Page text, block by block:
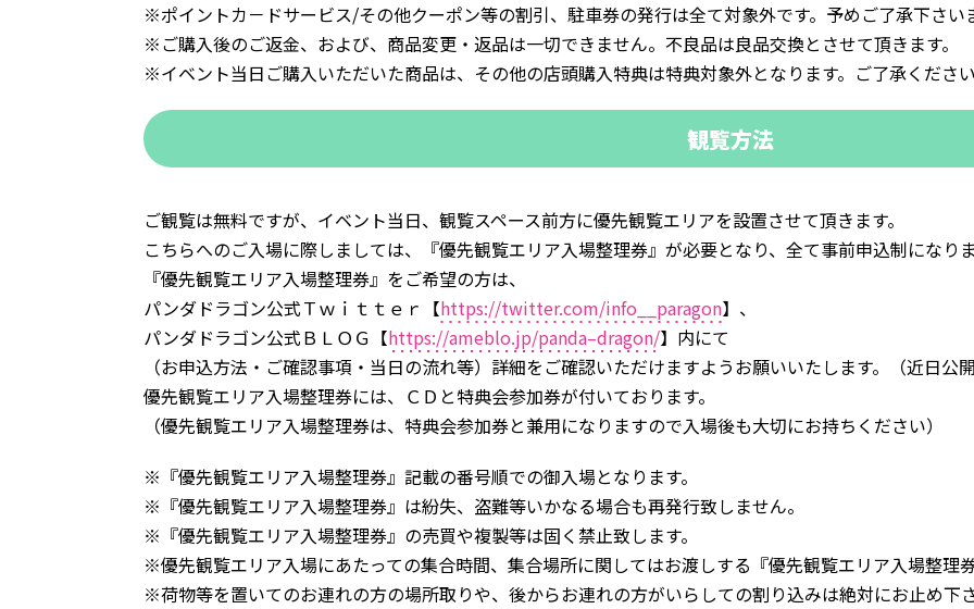
※ポイントカ－ドサービス/その他クーポン等の割引、駐車券の発行は全て対象外です。予めご了承下さい
※ご購入後のご返金、および、商品変更・返品は一切できません。不良品は良品交換とさせて頂きます。
※イベント当日ご購入いただいた商品は、その他の店頭購入特典は特典対象外となります。ご了承くださ
観覧方法
ご観覧は無料ですが、イベント当日、観覧スペース前方に優先観覧エリアを設置させて頂きます。
こちらへのご入場に際しましては、『優先観覧エリア入場整理券』が必要となり、全て事前申込制になり
『優先観覧エリア入場整理券』をご希望の方は、
パンダドラゴン公式Ｔｗｉｔｔｅｒ【https://twitter.com/info__paragon】、
パンダドラゴン公式ＢＬＯＧ【https://ameblo.jp/panda–dragon/】内にて
（お申込方法・ご確認事項・当日の流れ等）詳細をご確認いただけますようお願いいたします。（近日公
優先観覧エリア入場整理券には、ＣＤと特典会参加券が付いております。
（優先観覧エリア入場整理券は、特典会参加券と兼用になりますので入場後も大切にお持ちください）
※『優先観覧エリア入場整理券』記載の番号順での御入場となります。
※『優先観覧エリア入場整理券』は紛失、盗難等いかなる場合も再発行致しません。
※『優先観覧エリア入場整理券』の売買や複製等は固く禁止致します。
※優先観覧エリア入場にあたっての集合時間、集合場所に関してはお渡しする『優先観覧エリア入場整理
※荷物等を置いてのお連れの方の場所取りや、後からお連れの方がいらしての割り込みは絶対にお止め下